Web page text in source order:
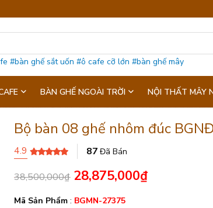
#bàn ghế sắt uốn #ô cafe cỡ lớn #bàn ghế mây
BÀN GHẾ NGOÀI TRỜI NỘI THẤT MÂY
Bộ bàn 08 ghế nhôm đúc
4.9 87 Đã Bán
38,500,000₫ 28,875,000₫
Mã Sản Phẩm : BGMN-27375